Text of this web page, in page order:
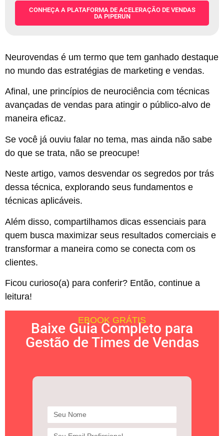
CONHEÇA A PLATAFORMA DE ACELERAÇÃO DE VENDAS
DA PIPERUN
Neurovendas é um termo que tem ganhado destaque
no mundo das estratégias de marketing e vendas.
Afinal, une princípios de neurociência com técnicas
avançadas de vendas para atingir o público-alvo de
maneira eficaz.
Se você já ouviu falar no tema, mas ainda não sabe
do que se trata, não se preocupe!
Neste artigo, vamos desvendar os segredos por trás
dessa técnica, explorando seus fundamentos e
técnicas aplicáveis.
Além disso, compartilhamos dicas essenciais para
quem busca maximizar seus resultados comerciais e
transformar a maneira como se conecta com os
clientes.
Ficou curioso(a) para conferir? Então, continue a
leitura!
EBOOK GRÁTIS
Baixe Guia Completo para
Gestão de Times de Vendas